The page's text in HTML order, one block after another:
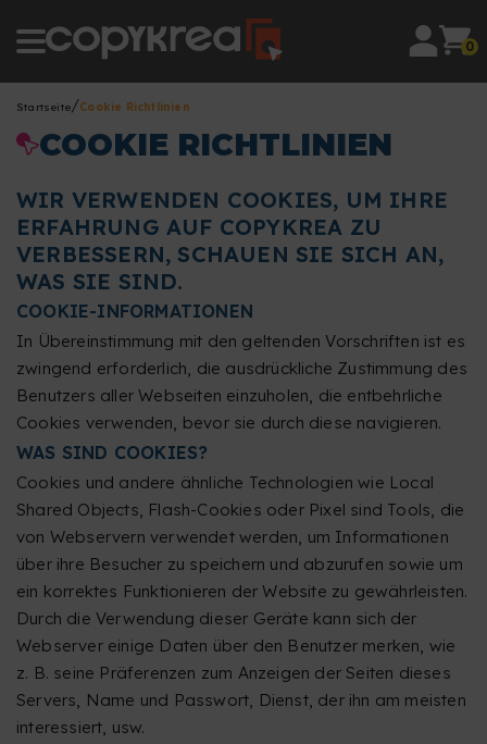
0
Startseite Cookie Richtlinien
COOKIE RICHTLINIEN
WIR VERWENDEN COOKIES, UM IHRE
ERFAHRUNG AUF COPYKREA ZU
VERBESSERN, SCHAUEN SIE SICH AN,
WAS SIE SIND.
COOKIE-INFORMATIONEN
In Übereinstimmung mit den geltenden Vorschriften ist es
zwingend erforderlich, die ausdrückliche Zustimmung des
Benutzers aller Webseiten einzuholen, die entbehrliche
Cookies verwenden, bevor sie durch diese navigieren.
WAS SIND COOKIES?
Cookies und andere ähnliche Technologien wie Local
Shared Objects, Flash-Cookies oder Pixel sind Tools, die
von Webservern verwendet werden, um Informationen
über ihre Besucher zu speichern und abzurufen sowie um
ein korrektes Funktionieren der Website zu gewährleisten.
Durch die Verwendung dieser Geräte kann sich der
Webserver einige Daten über den Benutzer merken, wie
z. B. seine Präferenzen zum Anzeigen der Seiten dieses
Servers, Name und Passwort, Dienst, der ihn am meisten
interessiert, usw.